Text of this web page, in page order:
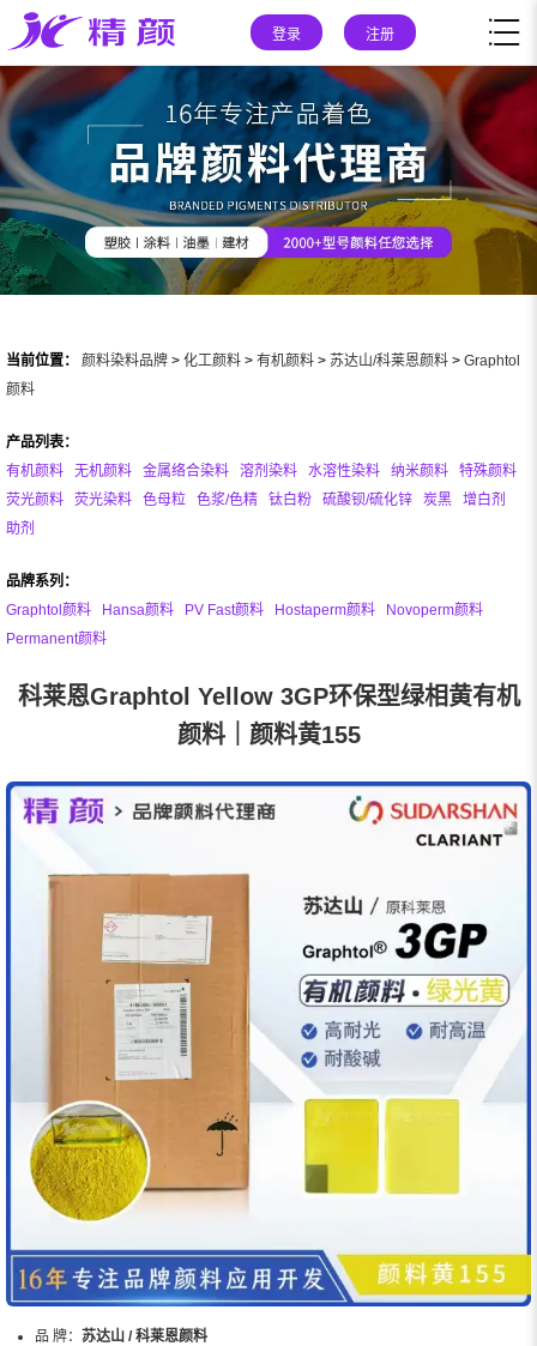
登录 注册
当前位置： 颜料染料品牌 > 化工颜料 > 有机颜料 > 苏达山/科莱恩颜料 > Graphtol
颜料
产品列表：
有机颜料
无机颜料 金属络合染料 溶剂染料 水溶性染料 纳米颜料
特殊颜料
荧光颜料
荧光染料 色母粒 色浆/色精 钛白粉 硫酸钡/硫化锌 炭黑
增白剂
助剂
品牌系列：
Graphtol颜料
Hansa颜料 PV Fast颜料 Hostaperm颜料
Novoperm颜料
Permanent颜料
科莱恩Graphtol Yellow 3GP环保型绿相黄有机
颜料｜颜料黄155
品 牌： 苏达山 / 科莱恩颜料